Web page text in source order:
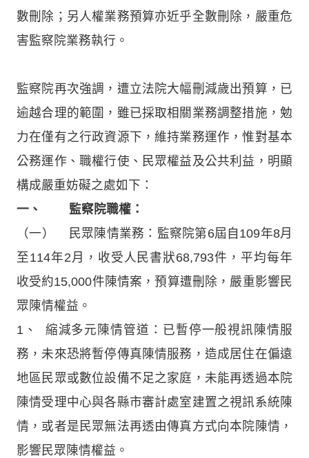
數刪除；另人權業務預算亦近乎全數刪除，嚴重危
害監察院業務執行。
監察院再次強調，遭立法院大幅刪減歲出預算，已
逾越合理的範圍，雖已採取相關業務調整措施，勉
力在僅有之行政資源下，維持業務運作，惟對基本
公務運作、職權行使、民眾權益及公共利益，明顯
構成嚴重妨礙之處如下：
一、 監察院職權：
（一） 民眾陳情業務：監察院第6屆自109年8月
至114年2月，收受人民書狀68,793件，平均每年
收受約15,000件陳情案，預算遭刪除，嚴重影響民
眾陳情權益。
1、 縮減多元陳情管道：已暫停一般視訊陳情服
務，未來恐將暫停傳真陳情服務，造成居住在偏遠
地區民眾或數位設備不足之家庭，未能再透過本院
陳情受理中心與各縣市審計處室建置之視訊系統陳
情，或者是民眾無法再透由傳真方式向本院陳情，
影響民眾陳情權益。